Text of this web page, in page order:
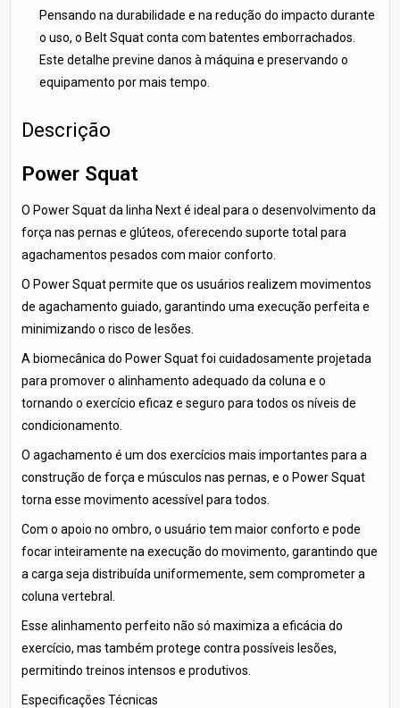
Pensando na durabilidade e na redução do impacto durante
o uso, o Belt Squat conta com batentes emborrachados.
Este detalhe previne danos à máquina e preservando o
equipamento por mais tempo.
Descrição
Power Squat
O Power Squat da linha Next é ideal para o desenvolvimento da
força nas pernas e glúteos, oferecendo suporte total para
agachamentos pesados com maior conforto.
O Power Squat permite que os usuários realizem movimentos
de agachamento guiado, garantindo uma execução perfeita e
minimizando o risco de lesões.
A biomecânica do Power Squat foi cuidadosamente projetada
para promover o alinhamento adequado da coluna e o
tornando o exercício eficaz e seguro para todos os níveis de
condicionamento.
O agachamento é um dos exercícios mais importantes para a
construção de força e músculos nas pernas, e o Power Squat
torna esse movimento acessível para todos.
Com o apoio no ombro, o usuário tem maior conforto e pode
focar inteiramente na execução do movimento, garantindo que
a carga seja distribuída uniformemente, sem comprometer a
coluna vertebral.
Esse alinhamento perfeito não só maximiza a eficácia do
exercício, mas também protege contra possíveis lesões,
permitindo treinos intensos e produtivos.
Especificações Técnicas